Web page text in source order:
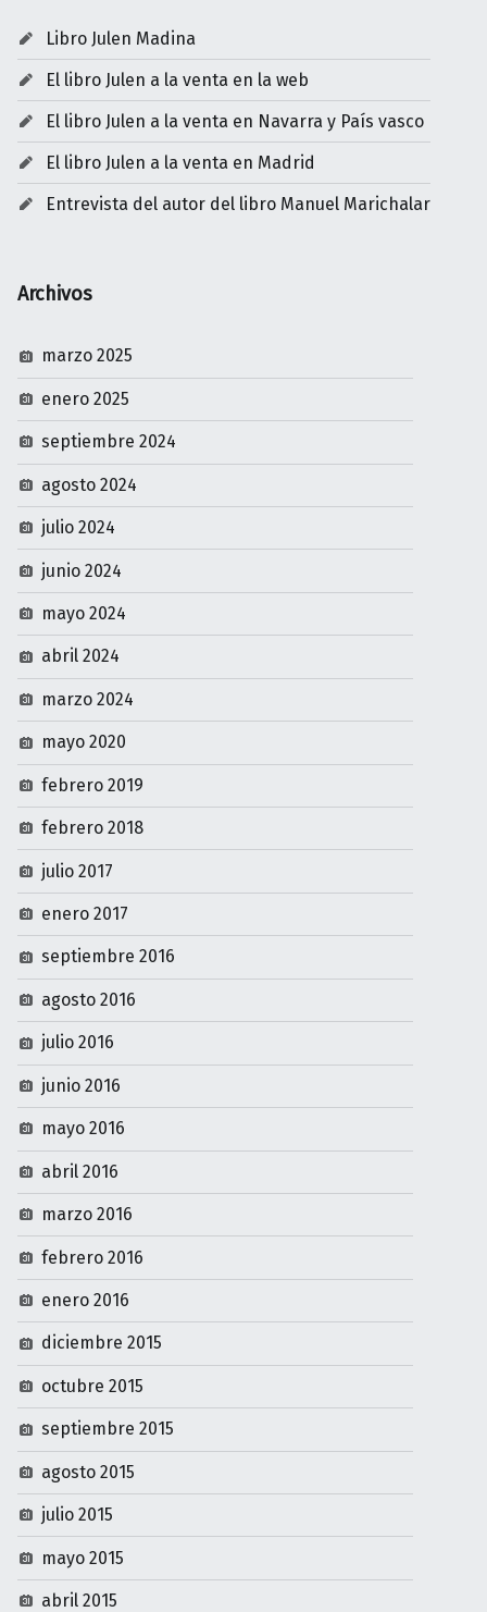
Libro Julen Madina
El libro Julen a la venta en la web
El libro Julen a la venta en Navarra y País vasco
El libro Julen a la venta en Madrid
Entrevista del autor del libro Manuel Marichalar
Archivos
marzo 2025
enero 2025
septiembre 2024
agosto 2024
julio 2024
junio 2024
mayo 2024
abril 2024
marzo 2024
mayo 2020
febrero 2019
febrero 2018
julio 2017
enero 2017
septiembre 2016
agosto 2016
julio 2016
junio 2016
mayo 2016
abril 2016
marzo 2016
febrero 2016
enero 2016
diciembre 2015
octubre 2015
septiembre 2015
agosto 2015
julio 2015
mayo 2015
abril 2015